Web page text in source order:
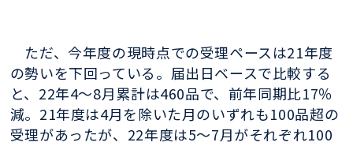
ただ、今年度の現時点での受理ペースは21年度
の勢いを下回っている。届出日ベースで比較する
と、22年4～8月累計は460品で、前年同期比17％
減。21年度は4月を除いた月のいずれも100品超の
受理があったが、22年度は5～7月がそれぞれ100